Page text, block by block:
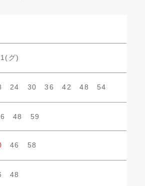
グ)
24 30 36 42 48 54
48 59
46 58
48